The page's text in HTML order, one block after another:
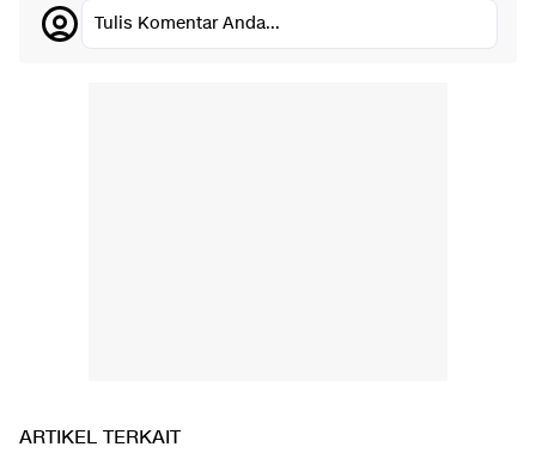
Tulis Komentar Anda...
ARTIKEL TERKAIT